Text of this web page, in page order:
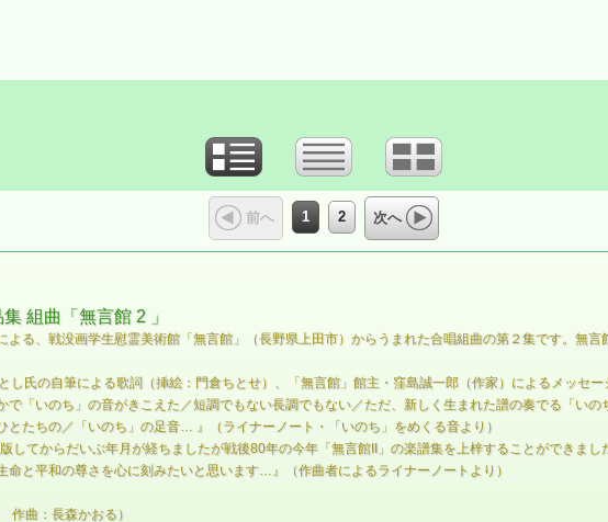
前へ 1 2 次へ
組曲「無言館 2 」
よる、戦没画学生慰霊美術館「無言館」（長野県上田市）からうまれた合唱組曲の第２集です。無
し氏の自筆による歌詞（挿絵：門倉ちとせ）、「無言館」館主・窪島誠一郎（作家）によるメッセー
で「いのち」の音がきこえた／短調でもない長調でもない／ただ、新しく生まれた譜の奏でる「い
とたちの／「いのち」の足音… 』（ライナーノート・「いのち」をめくる音より）
してからだいぶ年月が経ちましたが戦後80年の今年「無言館II」の楽譜集を上梓することができま
命と平和の尊さを心に刻みたいと思います…』（作曲者によるライナーノートより）
曲：長森かおる）